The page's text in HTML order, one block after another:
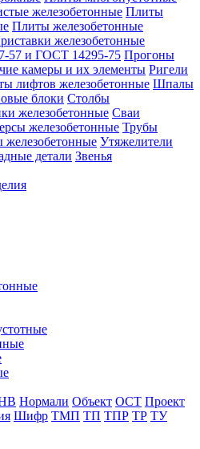
железобетонные Плиты
Плиты железобетонные
железобетонные
57 и ГОСТ 14295-75 Прогоны
камеры и их элементы Ригели
лифтов железобетонные Шпалы
блоки Столбы
железобетонные Сваи
железобетонные Трубы
железобетонные Утяжелители
детали Звенья
Нормали Объект ОСТ Проект
Шифр ТМП ТП ТПР ТР ТУ